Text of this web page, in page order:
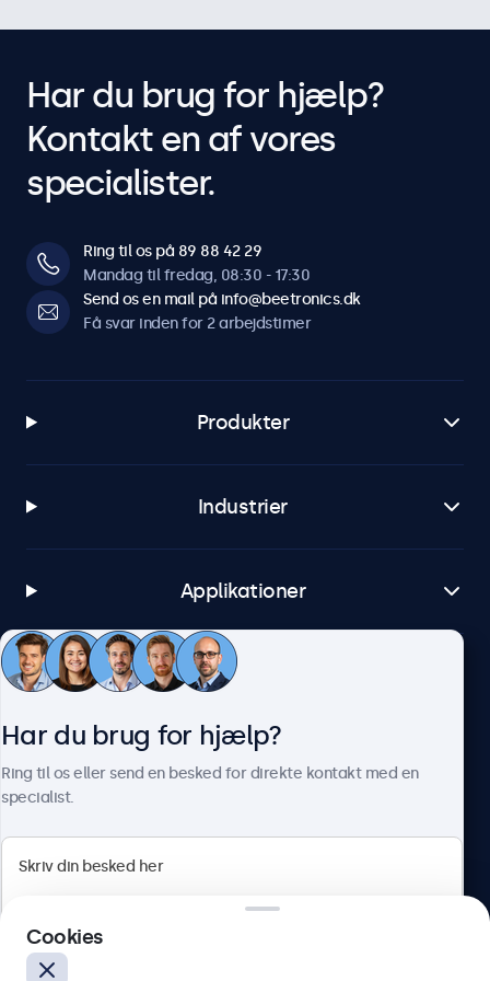
Har du brug for hjælp?
Kontakt en af vores
specialister.
Ring til os på 89 88 42 29
Mandag til fredag, 08:30 - 17:30
Send os en mail på info@beetronics.dk
Få svar inden for 2 arbejdstimer
Produkter
Industrier
Applikationer
Kundeservice
Om Beetronics
Herstedøstervej 27-29, unit A, 2620 Albertslund, Danmark
Har du brug for hjælp?
Ring til os eller send en besked for direkte kontakt med en
specialist.
Cookies